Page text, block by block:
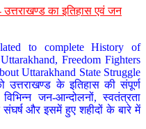
का इतिहास एवं जन
to complete History of
Freedom Fighters
Uttarakhand State Struggle
के इतिहास की संपूर्ण
जन-आन्दोलनों, स्वतंत्रता
संघर्ष और इसमें हुए शहीदों के बारे में